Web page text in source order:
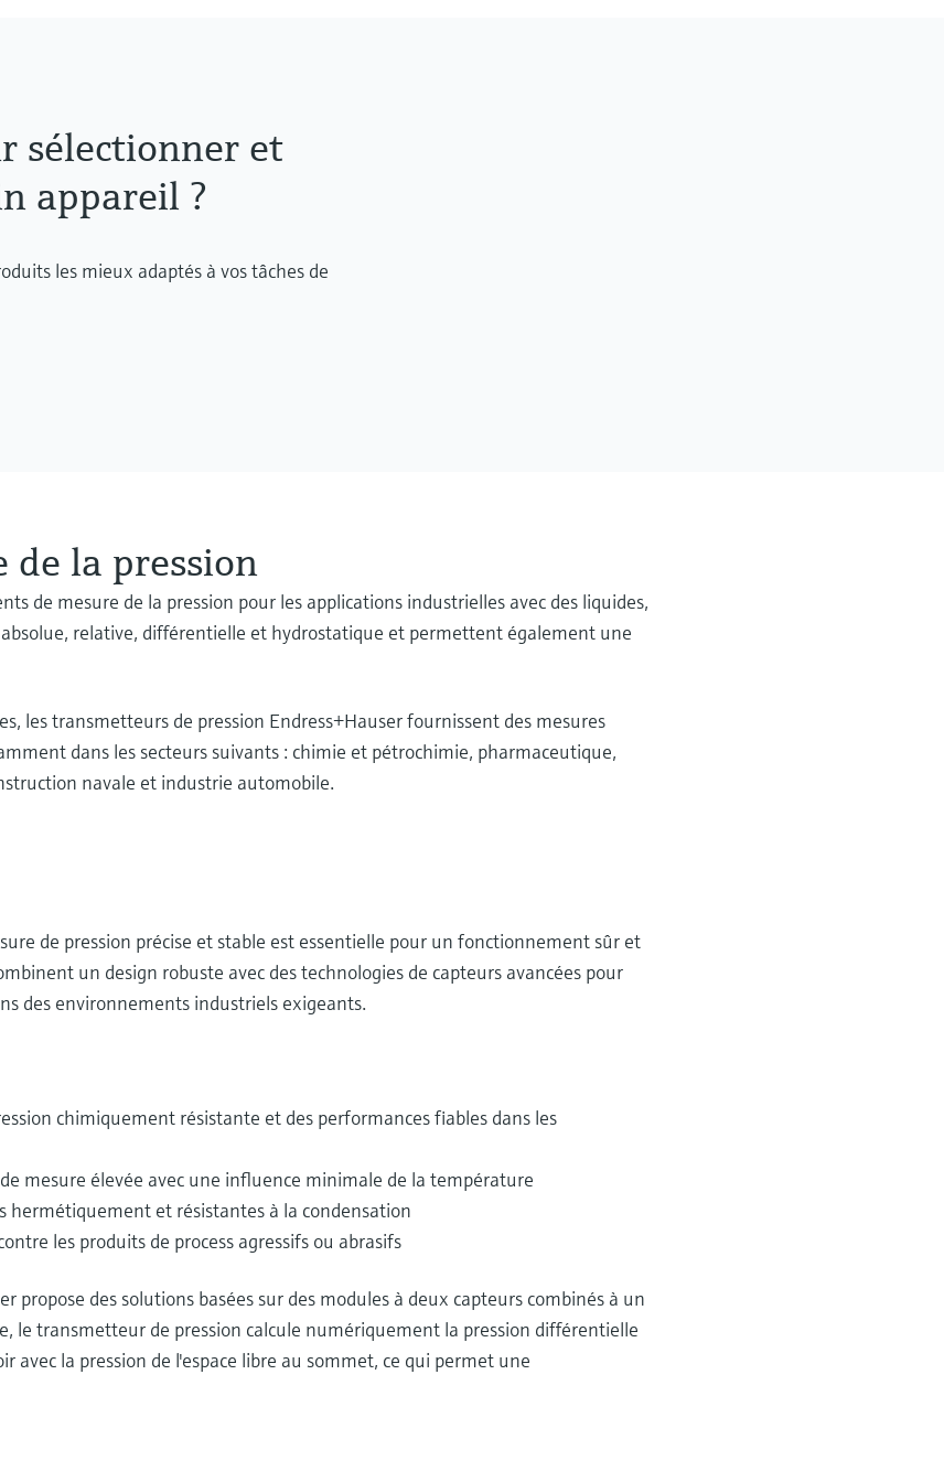
sélectionner et
appareil ?
les mieux adaptés à vos tâches de
de la pression
de mesure de la pression pour les applications industrielles avec des liquides,
relative, différentielle et hydrostatique et permettent également une
les transmetteurs de pression Endress+Hauser fournissent des mesures
dans les secteurs suivants : chimie et pétrochimie, pharmaceutique,
navale et industrie automobile.
de pression précise et stable est essentielle pour un fonctionnement sûr et
un design robuste avec des technologies de capteurs avancées pour
des environnements industriels exigeants.
chimiquement résistante et des performances fiables dans les
mesure élevée avec une influence minimale de la température
hermétiquement et résistantes à la condensation
les produits de process agressifs ou abrasifs
propose des solutions basées sur des modules à deux capteurs combinés à un
le transmetteur de pression calcule numériquement la pression différentielle
la pression de l'espace libre au sommet, ce qui permet une